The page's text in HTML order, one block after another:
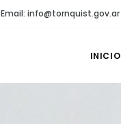
Email: info@tornquist.gov.ar
INICIO